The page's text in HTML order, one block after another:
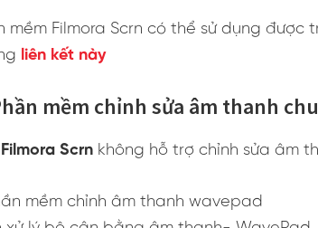
mềm Filmora Scrn có thể sử dụng được
liên kết này
mềm chỉnh sửa âm thanh
Filmora Scrn không hỗ trợ chỉnh sửa âm